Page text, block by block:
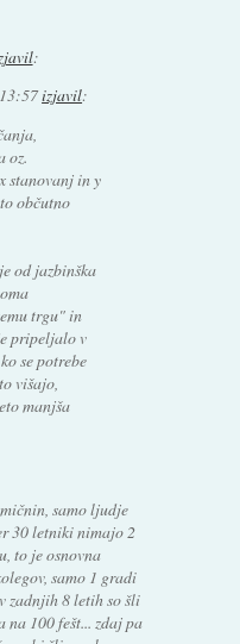
:
izjavil:
oz.
stanovanj in y
občutno
od jazbinška
trgu" in
pripeljalo v
se potrebe
višajo,
manjša
samo ljudje
30 letniki nimajo 2
to je osnovna
samo 1 gradi
zadnjih 8 letih so šli
na 100 fešt... zdaj pa